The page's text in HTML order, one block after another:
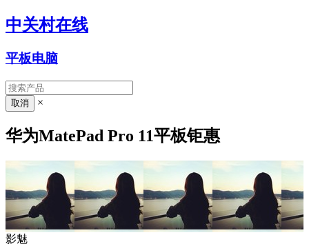
中关村在线
平板电脑
×
华为MatePad Pro 11平板钜惠
影魅